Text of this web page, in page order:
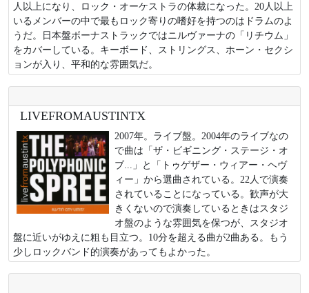
人以上になり、ロック・オーケストラの体裁になった。20人以上
いるメンバーの中で最もロック寄りの嗜好を持つのはドラムのよ
うだ。日本盤ボーナストラックではニルヴァーナの「リチウム」
をカバーしている。キーボード、ストリングス、ホーン・セクシ
ョンが入り、平和的な雰囲気だ。
LIVEFROMAUSTINTX
2007年。ライブ盤。2004年のライブなの
で曲は「ザ・ビギニング・ステージ・オ
ブ...」と「トゥゲザー・ウィアー・ヘヴ
ィー」から選曲されている。22人で演奏
されていることになっている。歓声が大
きくないので演奏しているときはスタジ
オ盤のような雰囲気を保つが、スタジオ
盤に近いがゆえに粗も目立つ。10分を超える曲が2曲ある。もう
少しロックバンド的演奏があってもよかった。